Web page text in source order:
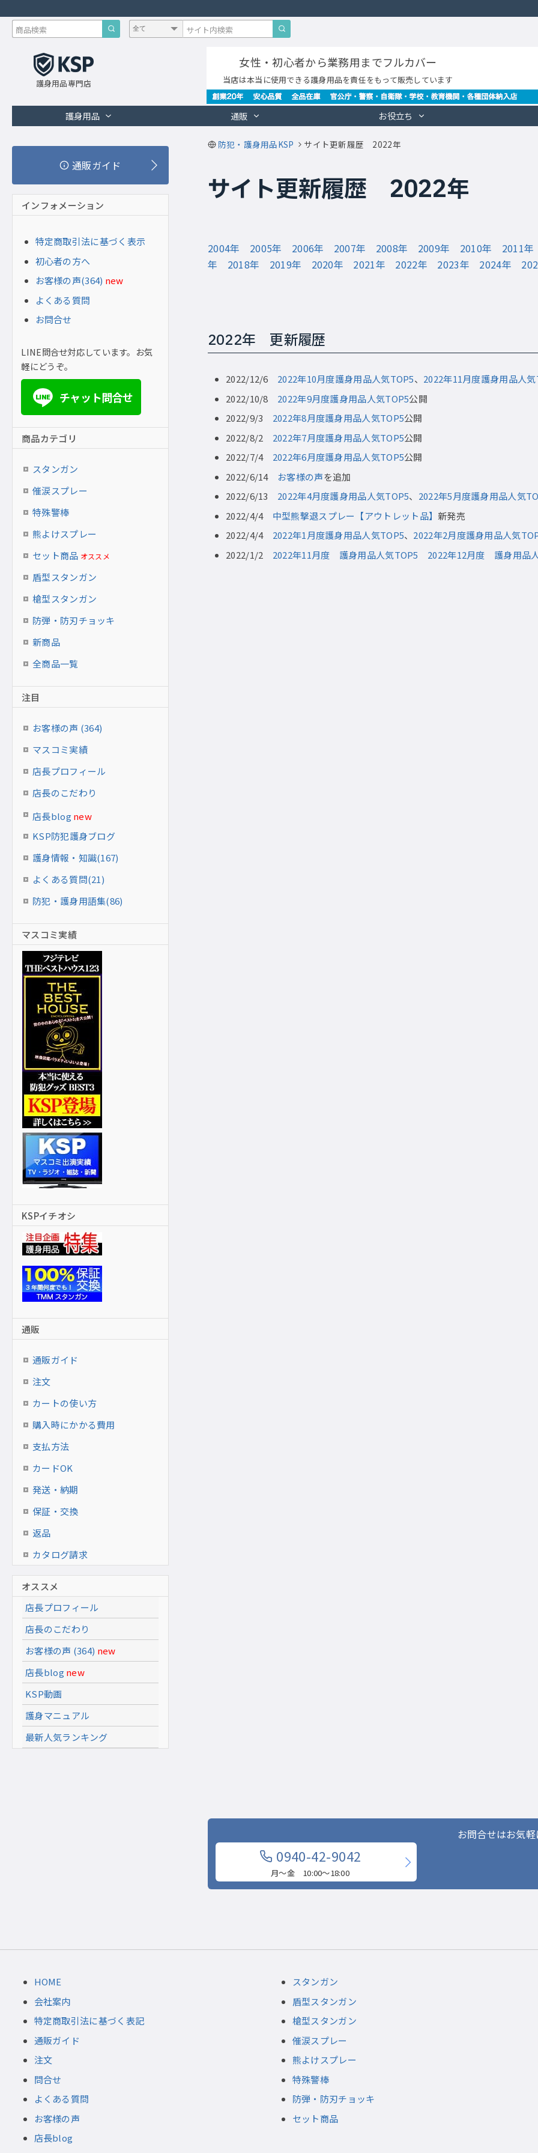
護身用品専門店
女性・初心者から業務用までフルカバー
当店は本当に使用できる護身用品を責任をもって販売しています
護身用品 通販 お役立ち
防犯・護身用品KSP サイト更新履歴 2022年
サイト更新履歴 2022年
2004年 2005年 2006年 2007年 2008年 2009年 2010年 2011年
年
2018年 2019年 2020年 2021年 2022年 2023年 2024年
2022年 更新履歴
2022/12/6 2022年10月度護身用品人気TOP5、 2022年11月度護身用品人気
2022/10/8 2022年9月度護身用品人気TOP5公開
2022/9/3 2022年8月度護身用品人気TOP5公開
2022/8/2 2022年7月度護身用品人気TOP5公開
2022/7/4 2022年6月度護身用品人気TOP5公開
2022/6/14 お客様の声を追加
2022/6/13 2022年4月度護身用品人気TOP5、 2022年5月度護身用品人気
2022/4/4 中型熊撃退スプレー【アウトレット品】 新発売
2022/4/4 2022年1月度護身用品人気TOP5、 2022年2月度護身用品人気
2022/1/2 2022年11月度 護身用品人気TOP5 2022年12月度 護身用品
通販ガイド
インフォメーション
特定商取引法に基づく表示
初心者の方へ
お客様の声(364) new
よくある質問
お問合せ
LINE問合せ対応しています。お気
軽にどうぞ。
LINE チャット問合せ
商品カテゴリ
スタンガン
催涙スプレー
特殊警棒
熊よけスプレー
セット商品 オススメ
盾型スタンガン
槍型スタンガン
防弾・防刃チョッキ
新商品
全商品一覧
注目
お客様の声 (364)
マスコミ実績
店長プロフィール
店長のこだわり
店長blog new
KSP防犯護身ブログ
護身情報・知識(167)
よくある質問(21)
防犯・護身用語集(86)
マスコミ実績
KSPイチオシ
通販
通販ガイド
注文
カートの使い方
購入時にかかる費用
支払方法
カードOK
発送・納期
保証・交換
返品
カタログ請求
オススメ
店長プロフィール
店長のこだわり
お客様の声 (364) new
店長blog new
KSP動画
護身マニュアル
最新人気ランキング
お問合せはお気軽
0940-42-9042
月〜金 10:00〜18:00
HOME
会社案内
特定商取引法に基づく表記
通販ガイド
注文
問合せ
よくある質問
お客様の声
店長blog
スタンガン
盾型スタンガン
槍型スタンガン
催涙スプレー
熊よけスプレー
特殊警棒
防弾・防刃チョッキ
セット商品